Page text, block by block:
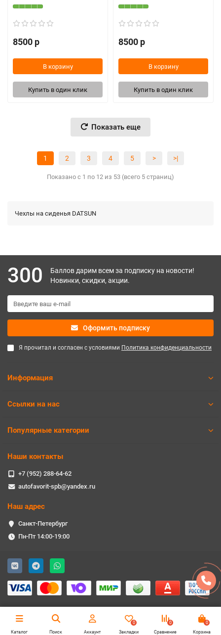
8500 р
В корзину
Купить в один клик
8500 р
В корзину
Купить в один клик
Показать еще
1 2 3 4 5 > >|
Показано с 1 по 12 из 53 (всего 5 страниц)
Чехлы на сиденья DATSUN
300
Баллов дарим всем за подписку на новости!
Новинки, скидки, акции.
Оформить подписку
Я прочитал и согласен с условиями Политика конфиденциальности
Информация
Ссылки на нас
Популярные категории
Наши контакты
+7 (952) 288-64-62
autofavorit-spb@yandex.ru
Наш адрес
Санкт-Петербург
Пн-Пт 14:00-19:00
Каталог Поиск Аккаунт
0
Закладки
0
Сравнение
0
Корзина